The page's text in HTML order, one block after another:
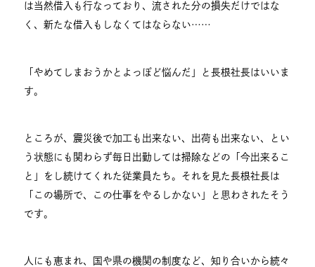
は当然借入も行なっており、流された分の損失だけではな
く、新たな借入もしなくてはならない……
「やめてしまおうかとよっぽど悩んだ」と長根社長はいいま
す。
ところが、震災後で加工も出来ない、出荷も出来ない、とい
う状態にも関わらず毎日出勤しては掃除などの「今出来るこ
と」をし続けてくれた従業員たち。それを見た長根社長は
「この場所で、この仕事をやるしかない」と思わされたそう
です。
人にも恵まれ、国や県の機関の制度など、知り合いから続々